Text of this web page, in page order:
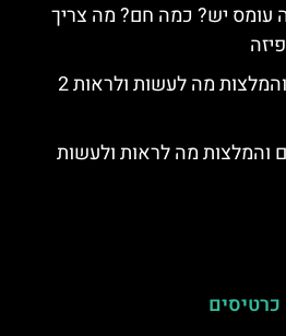
עומס יש? כמה חם? מה צריך
יומיים בפיזה – טיפים והמלצות מה לעשות ולראות 2
והמלצות מה לראות ולעשות
כרטיסים